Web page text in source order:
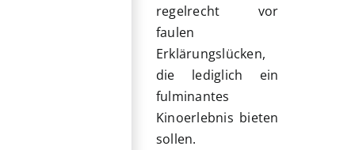
regelrecht vor
faulen
Erklärungslücken,
die lediglich ein
fulminantes
Kinoerlebnis bieten
sollen.